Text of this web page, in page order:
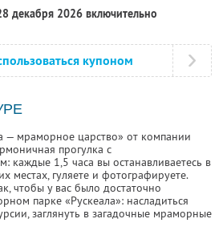
декабря 2026 включительно
купоном
— мраморное царство» от компании
прогулка с
каждые 1,5 часа вы останавливаетесь в
местах, гуляете и фотографируете.
чтобы у вас было достаточно
парке «Рускеала»: насладиться
заглянуть в загадочные мраморные